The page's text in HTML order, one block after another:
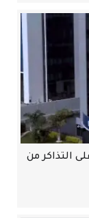
دبي الوطني يتيح خصم 10% على التذاكر من